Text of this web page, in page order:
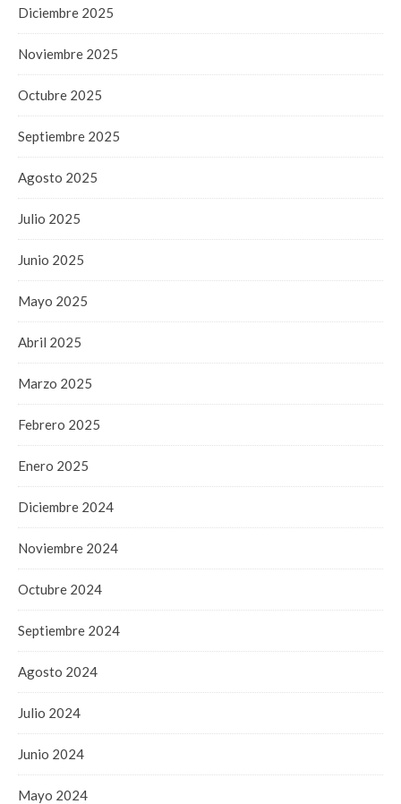
Diciembre 2025
Noviembre 2025
Octubre 2025
Septiembre 2025
Agosto 2025
Julio 2025
Junio 2025
Mayo 2025
Abril 2025
Marzo 2025
Febrero 2025
Enero 2025
Diciembre 2024
Noviembre 2024
Octubre 2024
Septiembre 2024
Agosto 2024
Julio 2024
Junio 2024
Mayo 2024